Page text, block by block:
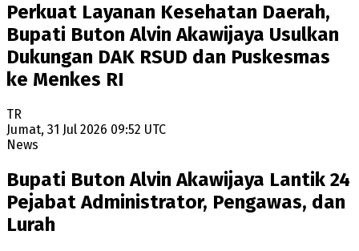
Perkuat Layanan Kesehatan Daerah,
Bupati Buton Alvin Akawijaya Usulkan
Dukungan DAK RSUD dan Puskesmas
ke Menkes RI
TR
Jumat, 31 Jul 2026 09:52 UTC
News
Bupati Buton Alvin Akawijaya Lantik 24
Pejabat Administrator, Pengawas, dan
Lurah